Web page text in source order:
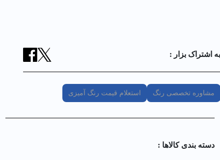
به اشتراک بزار :
مشاوره تخصصی رنگ استعلام قیمت رنگ آمیزی
دسته بندی کالا‌ها :